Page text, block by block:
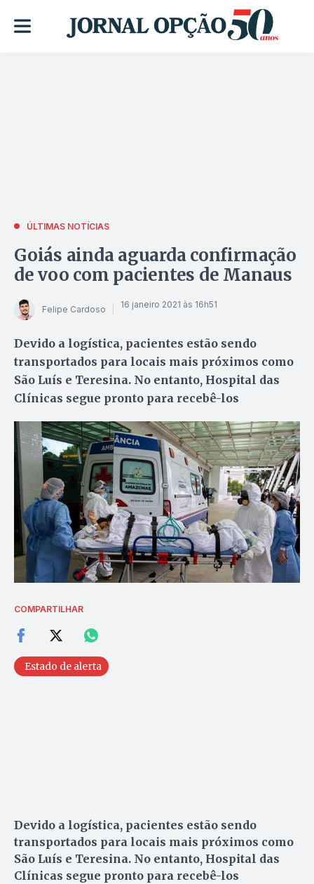
ÚLTIMAS NOTÍCIAS
Goiás ainda aguarda confirmação
de voo com pacientes de Manaus
Felipe Cardoso 16 janeiro 2021 às 16h51
Devido a logística, pacientes estão sendo
transportados para locais mais próximos como
São Luís e Teresina. No entanto, Hospital das
Clínicas segue pronto para recebê-los
COMPARTILHAR
Estado de alerta
Devido a logística, pacientes estão sendo
transportados para locais mais próximos como
São Luís e Teresina. No entanto, Hospital das
Clínicas segue pronto para recebê-los